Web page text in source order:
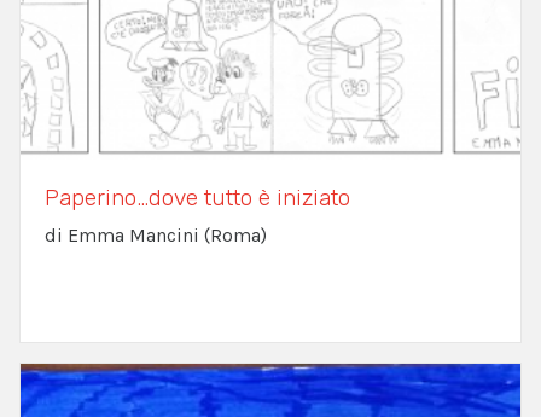
Paperino…dove tutto è iniziato
di Emma Mancini (Roma)